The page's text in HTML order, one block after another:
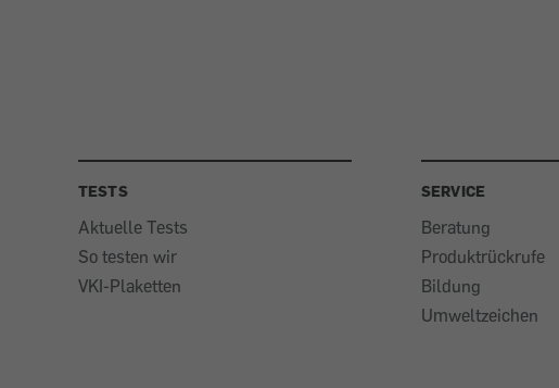
TESTS
Aktuelle Tests
So testen wir
VKI-Plaketten
SERVICE
Beratung
Produktrückrufe
Bildung
Umweltzeichen